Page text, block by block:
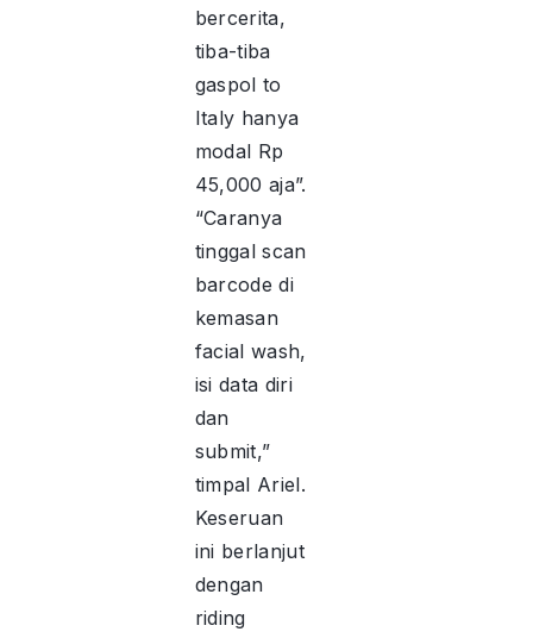
bercerita,
tiba-tiba
gaspol to
Italy hanya
modal Rp
45,000 aja”.
“Caranya
tinggal scan
barcode di
kemasan
facial wash,
isi data diri
dan
submit,”
timpal Ariel.
Keseruan
ini berlanjut
dengan
riding